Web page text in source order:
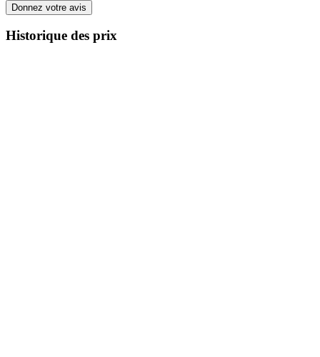
Donnez votre avis
Historique des prix